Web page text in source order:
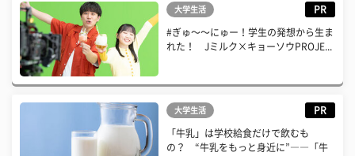
大学生活 PR
#ぎゅ〜〜にゅー！学生の発想から生ま
れた！ Jミルク×キョーソウPROJE...
大学生活 PR
「牛乳」は学校給食だけで飲むも
の？ “牛乳をもっと身近に”――「牛